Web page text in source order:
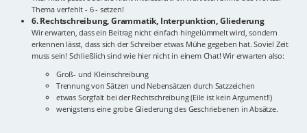
Thema verfehlt - 6 - setzen!
6. Rechtschreibung, Grammatik, Interpunktion, Gliederung
Wir erwarten, dass ein Beitrag nicht einfach hingelümmelt wird, sondern
erkennen lässt, dass sich der Schreiber etwas Mühe gegeben hat. Soviel Zeit
muss sein! Schließlich sind wie hier nicht in einem Chat! Wir erwarten also:
Groß- und Kleinschreibung
Trennung von Sätzen und Nebensätzen durch Satzzeichen
etwas Sorgfalt bei der Rechtschreibung (Eile ist kein Argument!!)
wenigstens eine grobe Gliederung des Geschriebenen in Absätze.